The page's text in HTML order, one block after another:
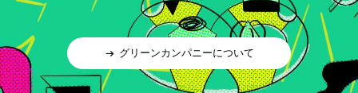
グリーンカンパニーについて